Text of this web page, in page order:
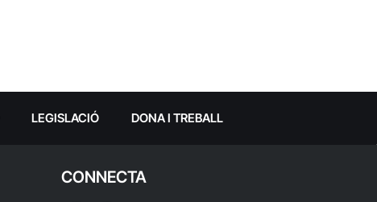
LEGISLACIÓ DONA I TREBALL
CONNECTA